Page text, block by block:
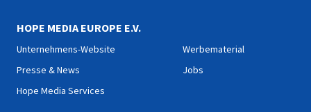
HOPE MEDIA EUROPE E.V.
Unternehmens-Website
Presse & News
Hope Media Services
Werbematerial
Jobs